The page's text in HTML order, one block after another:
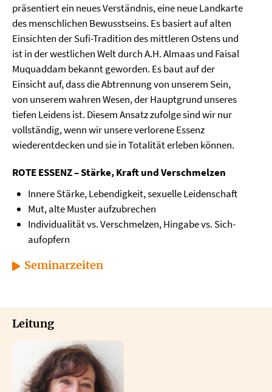
präsentiert ein neues Verständnis, eine neue Landkarte
des menschlichen Bewusstseins. Es basiert auf alten
Einsichten der Sufi-Tradition des mittleren Ostens und
ist in der westlichen Welt durch A.H. Almaas und Faisal
Muquaddam bekannt geworden. Es baut auf der
Einsicht auf, dass die Abtrennung von unserem Sein,
von unserem wahren Wesen, der Hauptgrund unseres
tiefen Leidens ist. Diesem Ansatz zufolge sind wir nur
vollständig, wenn wir unsere verlorene Essenz
wiederentdecken und sie in Totalität erleben können.
ROTE ESSENZ – Stärke, Kraft und Verschmelzen
Innere Stärke, Lebendigkeit, sexuelle Leidenschaft
Mut, alte Muster aufzubrechen
Individualität vs. Verschmelzen, Hingabe vs. Sich-
aufopfern
Seminarzeiten
Leitung